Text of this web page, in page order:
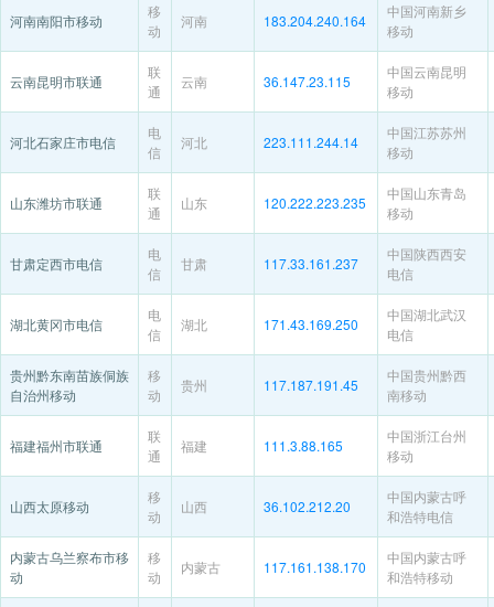
河南南阳市移动
移
动
河南 183.204.240.164
中国河南新乡
移动
云南昆明市联通
联
通
云南 36.147.23.115
中国云南昆明
移动
河北石家庄市电信
电
信
河北 223.111.244.14
中国江苏苏州
移动
山东潍坊市联通
联
通
山东 120.222.223.235
中国山东青岛
移动
甘肃定西市电信
电
信
甘肃 117.33.161.237
中国陕西西安
电信
湖北黄冈市电信
电
信
湖北 171.43.169.250
中国湖北武汉
电信
贵州黔东南苗族侗族
自治州移动
移
动
贵州 117.187.191.45
中国贵州黔西
南移动
福建福州市联通
联
通
福建 111.3.88.165
中国浙江台州
移动
山西太原移动
移
动
山西 36.102.212.20
中国内蒙古呼
和浩特电信
内蒙古乌兰察布市移
动
移
动
内蒙古 117.161.138.170
中国内蒙古呼
和浩特移动